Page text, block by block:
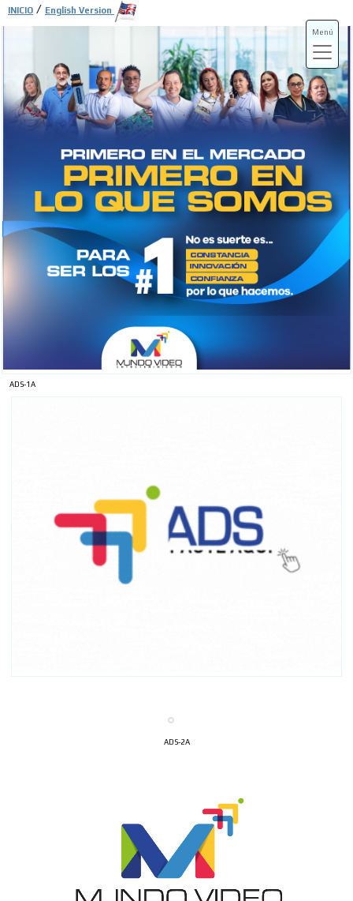
ADS-1A
ADS-2A
Menú
INICIO / English Version
ADS-3A
ADS-3B